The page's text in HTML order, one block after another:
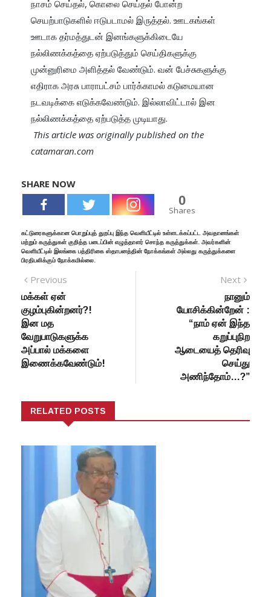
நாசம் செய்தல், கொலை செய்தல் போன்ற
செயற்பாடுகளில் ஈடுபடாமல் இருத்தல். ஊடகங்கள்
ஊடாக தர்மத்துடன் இனங்களுக்கிடையே
நல்லிணக்கத்தை ஏற்படுத்தும் செய்திகளுக்கு
முன்னுரிமை அளித்தல் வேண்டும். வன் பேச்சுகளுக்கு
எதிராக அரசு பாராபட்சம் பார்க்காமல் கடுமையான
நடவடிக்கை எடுக்கவேண்டும். இல்லாவிட்டால் இன
This article was originally published on the
catamaran.com
SHARE NOW
0
Shares
கட்டுரைகளுக்கான பொறுப்புத் துறப்பு இந்த வெளியீட்டில் உள்ளடக்கப்பட்ட அவதானங்கள்
மற்றும் கருத்துகள் குறித்த படைப்பின் எழுத்தாளர் சொந்த கருத்துக்கள். அவர்களின்
வெளியீட்டில் இலங்கை பத்திரிகை ஸ்தாபனத்தின் நோக்கங்கள் அல்லது கருத்துக்களை
பிரதிபலிக்கும் நோக்கமில்லை.
Previous
மக்கள் ஏன்
குழம்புகின்றனர்?!
இன மத
வேறுபாடுகளுக்க
அப்பால் மக்களை
இணைக்கவேண்டும்!
Next
நானும்
யோசிக்கின்றேன் :
“நாம் ஏன் இந்த
கறுப்புநிற
ஆடையைத் தெரிவு
செய்து
அணிந்தோம்…?”
RELATED POSTS